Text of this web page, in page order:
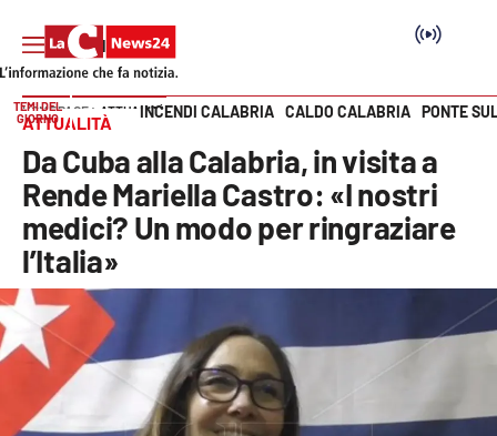
SEZIONI
Cronaca
Politica
Attualità
Economia e lavoro
Vai
TEMI DEL
GIORNO
INCENDI CALABRIA CALDO CALABRIA PONTE
HOME PAGE ATTUALITÀ
ATTUALITÀ
Da Cuba alla Calabria, in visita a
Rende Mariella Castro: «I nostri
medici? Un modo per ringraziare
l’Italia»